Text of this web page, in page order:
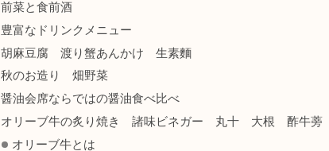
前菜と食前酒
豊富なドリンクメニュー
胡麻豆腐 渡り蟹あんかけ 生素麵
秋のお造り 畑野菜
醤油会席ならではの醤油食べ比べ
オリーブ牛の炙り焼き 諸味ビネガー 丸十 大根 酢牛蒡
オリーブ牛とは